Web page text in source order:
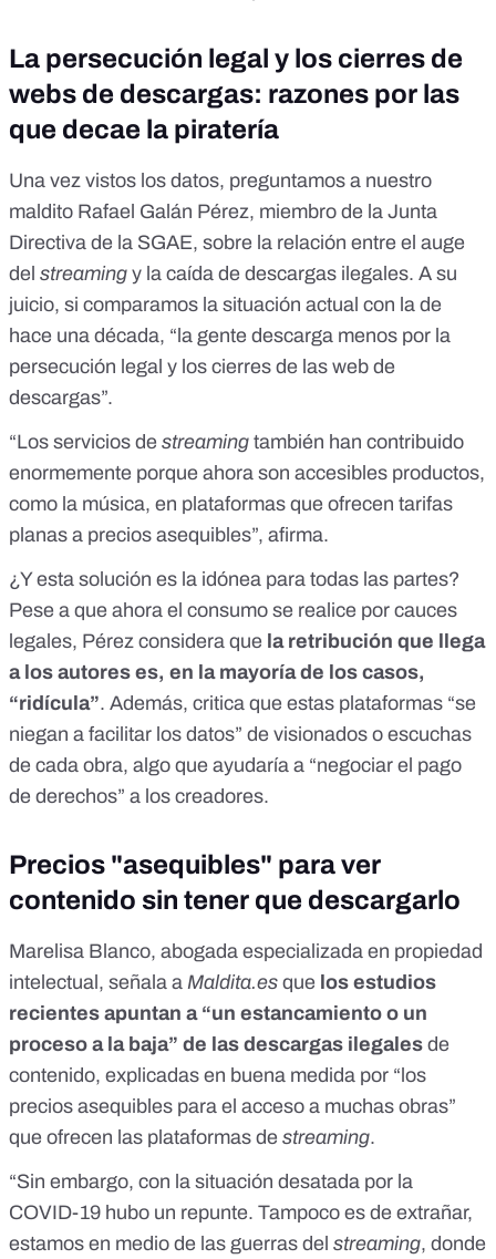
La persecución legal y los cierres de
webs de descargas: razones por las
que decae la piratería
Una vez vistos los datos, preguntamos a nuestro
maldito Rafael Galán Pérez, miembro de la Junta
Directiva de la SGAE, sobre la relación entre el auge
del streaming y la caída de descargas ilegales. A su
juicio, si comparamos la situación actual con la de
hace una década, “la gente descarga menos por la
persecución legal y los cierres de las web de
descargas”.
“Los servicios de streaming también han contribuido
enormemente porque ahora son accesibles productos,
como la música, en plataformas que ofrecen tarifas
planas a precios asequibles”, afirma.
¿Y esta solución es la idónea para todas las partes?
Pese a que ahora el consumo se realice por cauces
legales, Pérez considera que la retribución que llega
a los autores es, en la mayoría de los casos,
“ridícula”. Además, critica que estas plataformas “se
niegan a facilitar los datos” de visionados o escuchas
de cada obra, algo que ayudaría a “negociar el pago
de derechos” a los creadores.
Precios "asequibles" para ver
contenido sin tener que descargarlo
Marelisa Blanco, abogada especializada en propiedad
intelectual, señala a Maldita.es que los estudios
recientes apuntan a “un estancamiento o un
proceso a la baja” de las descargas ilegales de
contenido, explicadas en buena medida por “los
precios asequibles para el acceso a muchas obras”
que ofrecen las plataformas de streaming.
“Sin embargo, con la situación desatada por la
COVID-19 hubo un repunte. Tampoco es de extrañar,
estamos en medio de las guerras del streaming, donde